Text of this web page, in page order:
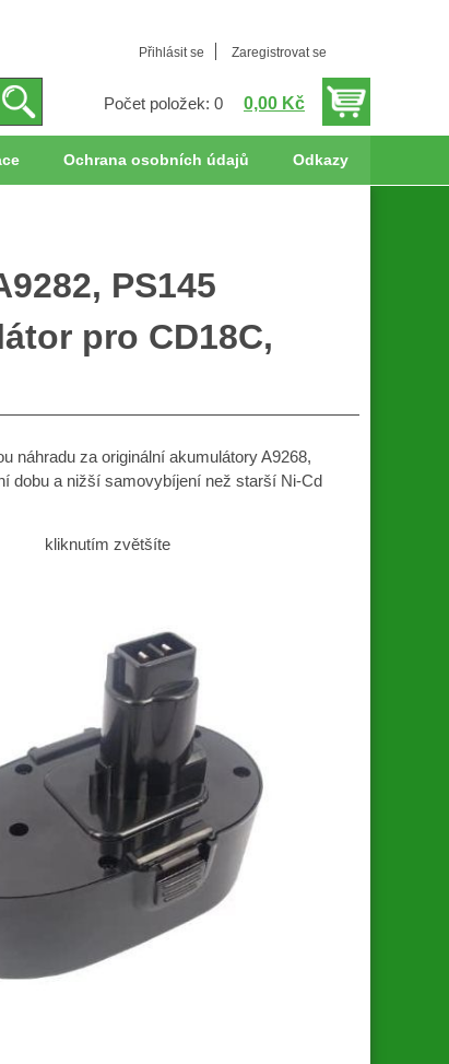
Přihlásit se Zaregistrovat se
Počet položek: 0 0,00 Kč
Ochrana osobních údajů Odkazy
PS145
pro CD18C,
náhradu za originální akumulátory A9268,
dobu a nižší samovybíjení než starší Ni-Cd
kliknutím zvětšíte